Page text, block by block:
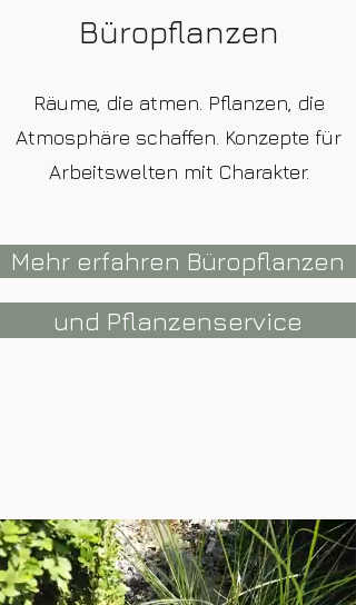
Büropflanzen
Räume, die atmen. Pflanzen, die
Atmosphäre schaffen. Konzepte für
Arbeitswelten mit Charakter.
Mehr erfahren Büropflanzen
und Pflanzenservice